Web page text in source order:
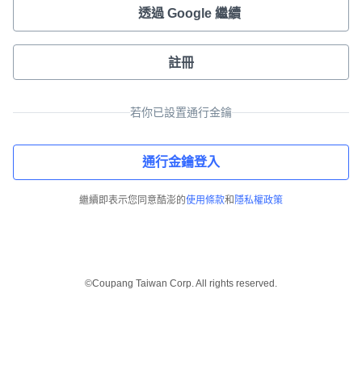
透過 Google 繼續
註冊
若你已設置通行金鑰
通行金鑰登入
繼續即表示您同意酷澎的使用條款和 隱私權政策
©Coupang Taiwan Corp. All rights reserved.